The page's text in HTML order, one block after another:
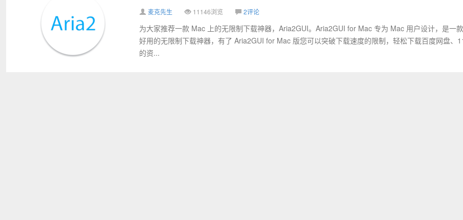
麦克先生 11146浏览 2评论
为大家推荐一款 Mac 上的无限制下载神器，Aria2GUI。Aria2GUI for Mac 专为 Mac 用户设计，是一
好用的无限制下载神器，有了 Aria2GUI for Mac 版您可以突破下载速度的限制，轻松下载百度网盘、
的资...